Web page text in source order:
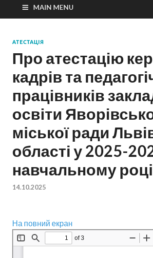
MAIN MENU
АТЕСТАЦІЯ
Про атестацію
кадрів та
працівників
освіти
міської ради
області у 2025-
навчальному році
14.10.2025
На повний екран